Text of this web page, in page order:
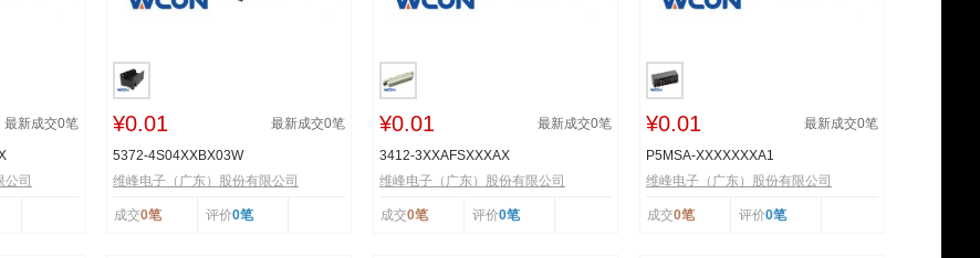
最新成交0笔
公司
¥0.01 最新成交0笔
5372-4S04XXBX03W
维峰电子（广东）股份有限公司
成交0笔 评价0笔
¥0.01 最新成交0笔
3412-3XXAFSXXXAX
维峰电子（广东）股份有限公司
成交0笔 评价0笔
¥0.01 最新成交0笔
P5MSA-XXXXXXXA1
维峰电子（广东）股份有限公司
成交0笔 评价0笔